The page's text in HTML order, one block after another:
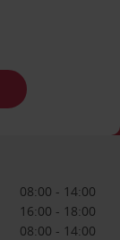
08:00 - 14:00
16:00 - 18:00
08:00 - 14:00